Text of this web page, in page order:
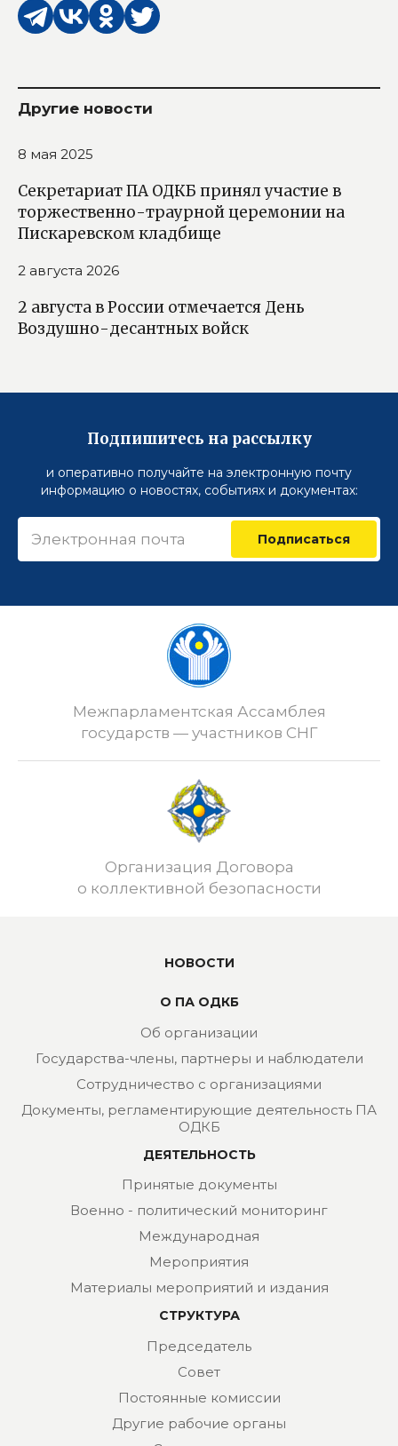
Другие новости
8 мая 2025
Секретариат ПА ОДКБ принял участие в
торжественно-траурной церемонии на
Пискаревском кладбище
2 августа 2026
2 августа в России отмечается День
Воздушно-десантных войск
Подпишитесь на рассылку
и оперативно получайте на электронную почту
информацию о новостях, событиях и документах:
Подписаться
Межпарламентская Ассамблея
государств — участников СНГ
Организация Договора
о коллективной безопасности
НОВОСТИ
О ПА ОДКБ
Об организации
Государства-члены, партнеры и наблюдатели
Сотрудничество с организациями
Документы, регламентирующие деятельность ПА
ОДКБ
ДЕЯТЕЛЬНОСТЬ
Принятые документы
Военно - политический мониторинг
Международная
Мероприятия
Материалы мероприятий и издания
СТРУКТУРА
Председатель
Совет
Постоянные комиссии
Другие рабочие органы